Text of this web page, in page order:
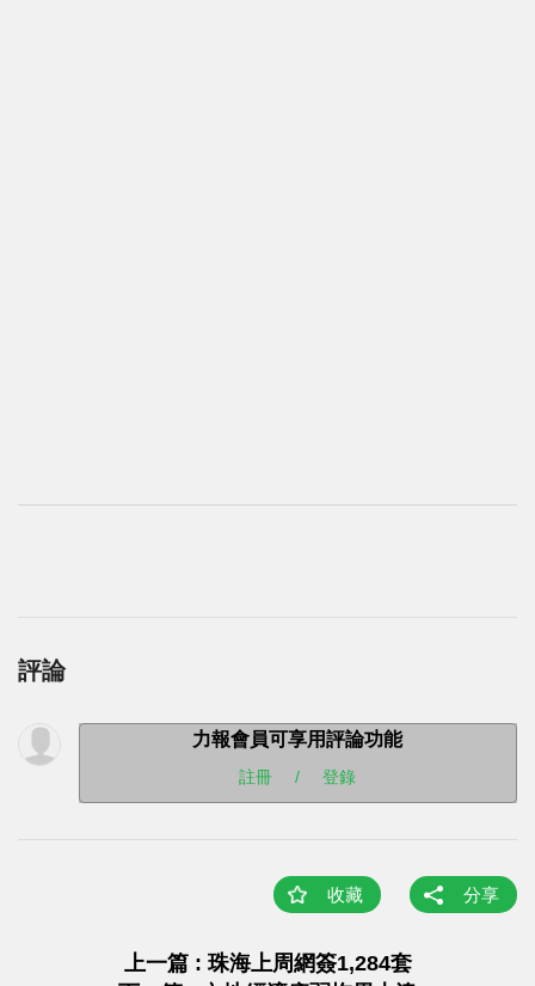
評論
力報會員可享用評論功能
註冊 / 登錄
收藏 分享
上一篇 : 珠海上周網簽1,284套